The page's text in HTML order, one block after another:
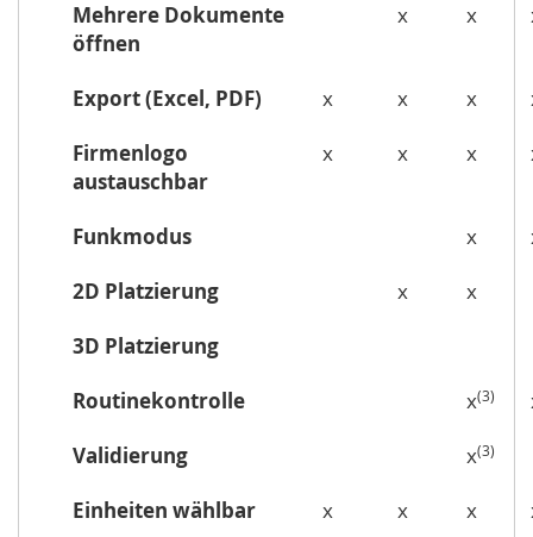
Mehrere Dokumente
öffnen
x x
Export (Excel, PDF) x x x
Firmenlogo
austauschbar
x x x
Funkmodus x
2D Platzierung
x
x
3D Platzierung
Routinekontrolle
x(3)
Validierung
x(3)
Einheiten wählbar x x x